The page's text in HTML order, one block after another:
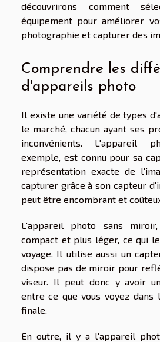
découvrirons comment
équipement pour améliorer
photographie et capturer des
Comprendre les
d'appareils photo
Il existe une variété de types
le marché, chacun ayant ses
inconvénients. L'appareil
exemple, est connu pour sa
représentation exacte de
capturer grâce à son capteur
peut être encombrant et
L'appareil photo sans
compact et plus léger, ce qui
voyage. Il utilise aussi un
dispose pas de miroir pour
viseur. Il peut donc y avoir
entre ce que vous voyez dans
finale.
En outre, il y a l'appareil